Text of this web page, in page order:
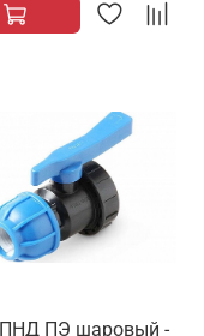
ПЭ шаровый -